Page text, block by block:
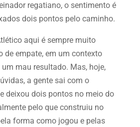
regatiano, o sentimento é
dois pontos pelo caminho.
aqui é sempre muito
de empate, em um contexto
mau resultado. Mas, hoje,
a gente sai com o
deixou dois pontos no meio do
pelo que construiu no
forma como jogou e pelas